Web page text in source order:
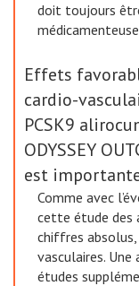
doit toujours
Effets
cardio-
PCSK9
ODYSSEY
est
Comme avec
cette étude des
chiffres absolus,
vasculaires.
études